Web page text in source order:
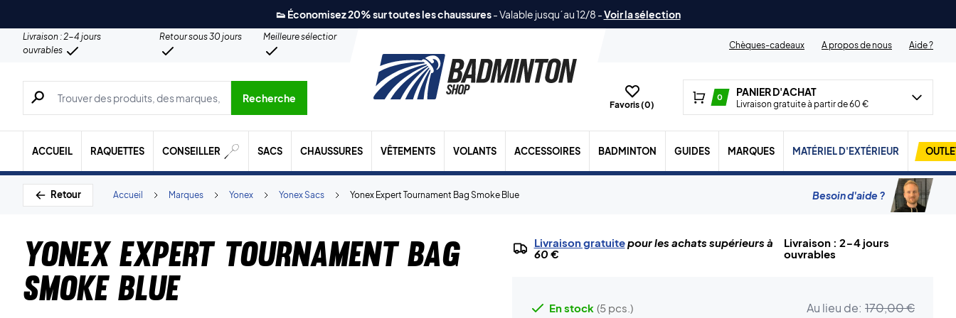
👟 Économisez 20% sur toutes les chaussures-Valable jusqu´au 12/8 -Voir la sélection
Livraison : 2-4 jours
ouvrables
Retour sous 30 jours
Meilleure sélection
Chèques-cadeaux
A propos de nous Aide ?
Recherche de produits, de marques, etc.
Recherche
Favoris (0)
0 PANIER D'ACHAT
Livraison gratuite à partir de 60 €
ACCUEIL RAQUETTES CONSEILLER SACS CHAUSSURES VÊTEMENTS VOLANTS ACCESSOIRES BADMINTON GUIDES MARQUES MATÉRIEL D'EXTÉRIEUR
Retour Yonex Expert Tournament Bag Smoke Blue
Yonex Sacs
Yonex
Marques
Accueil Besoin d'aide ?
Yonex Expert Tournament Bag
Smoke Blue
Livraison gratuitepour les achats supérieurs à
60 €
Livraison : 2-4 jours
ouvrables
En stock (5 pcs.) Au lieu de: 170,00 €